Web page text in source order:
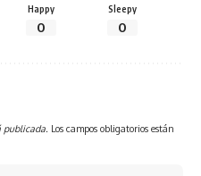
Happy
0
Sleepy
0
publicada. Los campos obligatorios están